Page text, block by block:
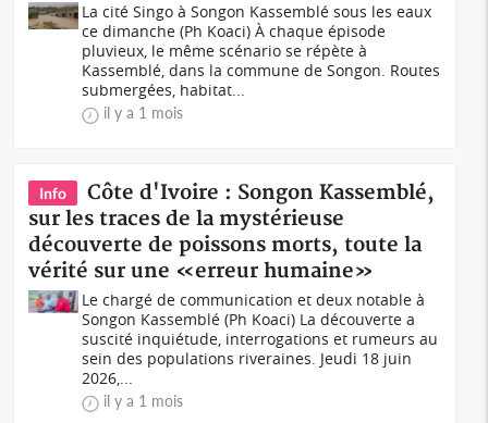
La cité Singo à Songon Kassemblé sous les eaux
ce dimanche (Ph Koaci) À chaque épisode
pluvieux, le même scénario se répète à
Kassemblé, dans la commune de Songon. Routes
submergées, habitat...
il y a 1 mois
Info
Côte d'Ivoire : Songon Kassemblé,
sur les traces de la mystérieuse
découverte de poissons morts, toute la
vérité sur une «erreur humaine»
Le chargé de communication et deux notable à
Songon Kassemblé (Ph Koaci) La découverte a
suscité inquiétude, interrogations et rumeurs au
sein des populations riveraines. Jeudi 18 juin
2026,...
il y a 1 mois